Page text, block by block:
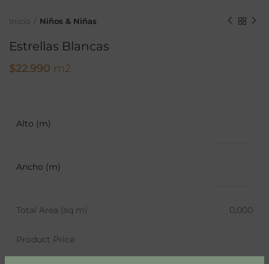
Inicio Niños & Niñas
Estrellas Blancas
$22.990 m2
.
Alto (m)
Ancho (m)
Total Area (sq m) 0,000
Product Price